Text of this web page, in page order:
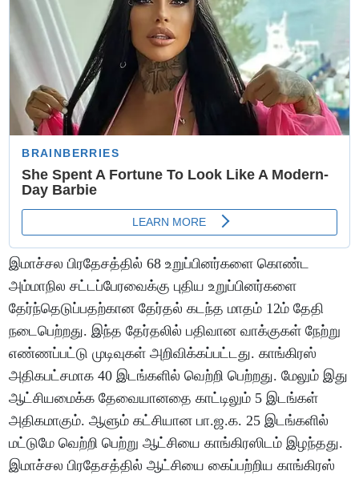
இமாச்சல பிரதேசத்தில் 68 உறுப்பினர்களை கொண்ட
அம்மாநில சட்டப்பேரவைக்கு புதிய உறுப்பினர்களை
தேர்ந்தெடுப்பதற்கான தேர்தல் கடந்த மாதம் 12ம் தேதி
நடைபெற்றது. இந்த தேர்தலில் பதிவான வாக்குகள் நேற்று
எண்ணப்பட்டு முடிவுகள் அறிவிக்கப்பட்டது. காங்கிரஸ்
அதிகபட்சமாக 40 இடங்களில் வெற்றி பெற்றது. மேலும் இது
ஆட்சியமைக்க தேவையானதை காட்டிலும் 5 இடங்கள்
அதிகமாகும். ஆளும் கட்சியான பா.ஜ.க. 25 இடங்களில்
மட்டுமே வெற்றி பெற்று ஆட்சியை காங்கிரஸிடம் இழந்தது.
இமாச்சல பிரதேசத்தில் ஆட்சியை கைப்பற்றிய காங்கிரஸ்